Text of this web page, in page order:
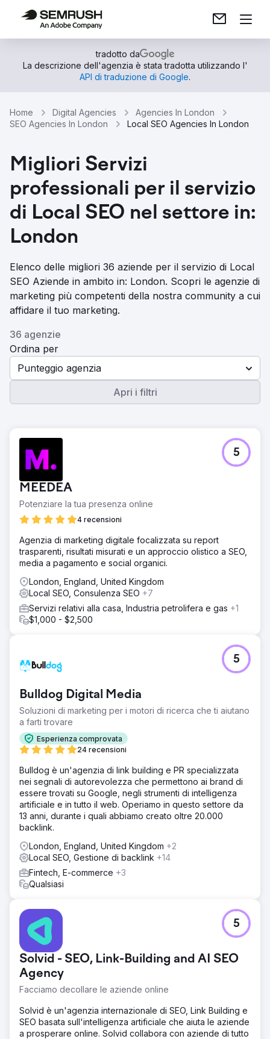
tradotto da
La descrizione dell'agenzia è stata tradotta utilizzando l'
API di traduzione di Google.
Home Digital Agencies
Agencies In London
SEO Agencies In London
Local SEO Agencies In London
Migliori Servizi
professionali per il servizio
di Local SEO nel settore in:
London
Elenco delle migliori 36 aziende per il servizio di Local
SEO Aziende in ambito in: London. Scopri le agenzie di
marketing più competenti della nostra community a cui
affidare il tuo marketing.
36 agenzie
Ordina per
Punteggio agenzia
Apri i filtri
MEEDEA
Potenziare la tua presenza online
4 recensioni
5
Agenzia di marketing digitale focalizzata su report
trasparenti, risultati misurati e un approccio olistico a SEO,
media a pagamento e social organici.
London, England, United Kingdom
Local SEO, Consulenza SEO +7
Servizi relativi alla casa, Industria petrolifera e gas +1
$1,000 - $2,500
Bulldog Digital Media
Soluzioni di marketing per i motori di ricerca che ti aiutano
a farti trovare
Esperienza comprovata
24 recensioni
5
Bulldog è un'agenzia di link building e PR specializzata
nei segnali di autorevolezza che permettono ai brand di
essere trovati su Google, negli strumenti di intelligenza
artificiale e in tutto il web. Operiamo in questo settore da
13 anni, durante i quali abbiamo creato oltre 20.000
backlink.
London, England, United Kingdom +2
Local SEO, Gestione di backlink +14
Fintech, E-commerce +3
Qualsiasi
Solvid - SEO, Link-Building and AI SEO
Agency
Facciamo decollare le aziende online
5
Solvid è un'agenzia internazionale di SEO, Link Building e
SEO basata sull'intelligenza artificiale che aiuta le aziende
a prosperare online. Solvid collabora con aziende di tutto